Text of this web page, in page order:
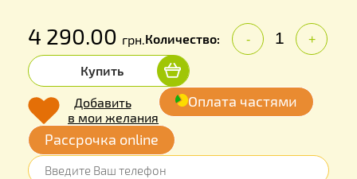
4 290.00 грн.Количество: - +
Купить
Добавить
в мои желания
Оплата частями
Рассрочка online